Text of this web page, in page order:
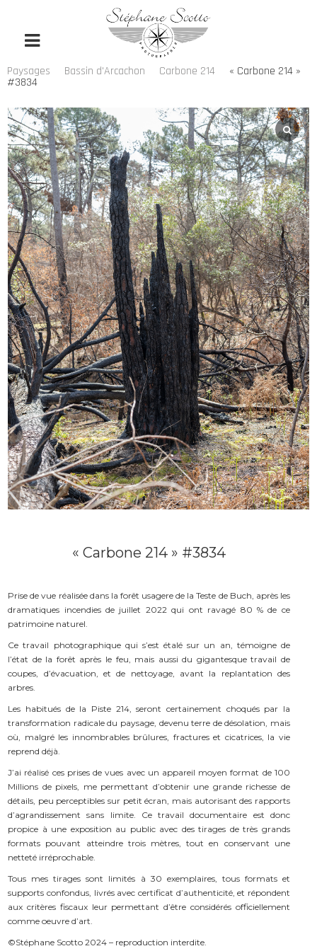
Paysages Bassin d'Arcachon Carbone 214 « Carbone 214 »
#3834
« Carbone 214 » #3834
Prise de vue réalisée dans la forêt usagere de la Teste de Buch, après les
dramatiques incendies de juillet 2022 qui ont ravagé 80 % de ce
patrimoine naturel.
Ce travail photographique qui s’est étalé sur un an, témoigne de
l’état de la forêt après le feu, mais aussi du gigantesque travail de
coupes, d’évacuation, et de nettoyage, avant la replantation des
arbres.
Les habitués de la Piste 214, seront certainement choqués par la
transformation radicale du paysage, devenu terre de désolation, mais
où, malgré les innombrables brûlures, fractures et cicatrices, la vie
reprend déjà.
J’ai réalisé ces prises de vues avec un appareil moyen format de 100
Millions de pixels, me permettant d’obtenir une grande richesse de
détails, peu perceptibles sur petit écran, mais autorisant des rapports
d’agrandissement sans limite. Ce travail documentaire est donc
propice à une exposition au public avec des tirages de très grands
formats pouvant atteindre trois mètres, tout en conservant une
netteté irréprochable.
Tous mes tirages sont limités à 30 exemplaires, tous formats et
supports confondus, livrés avec certificat d’authenticité, et répondent
aux critères fiscaux leur permettant d’être considérés officiellement
comme oeuvre d’art.
©Stéphane Scotto 2024 – reproduction interdite.